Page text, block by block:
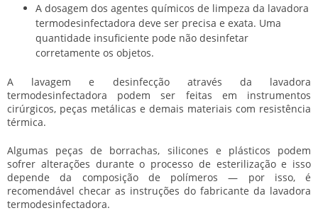
A dosagem dos agentes químicos de limpeza da lavadora
termodesinfectadora deve ser precisa e exata. Uma
quantidade insuficiente pode não desinfetar
corretamente os objetos.
A lavagem e desinfecção através da lavadora
termodesinfectadora podem ser feitas em instrumentos
cirúrgicos, peças metálicas e demais materiais com resistência
térmica.
Algumas peças de borrachas, silicones e plásticos podem
sofrer alterações durante o processo de esterilização e isso
depende da composição de polímeros — por isso, é
recomendável checar as instruções do fabricante da lavadora
termodesinfectadora.